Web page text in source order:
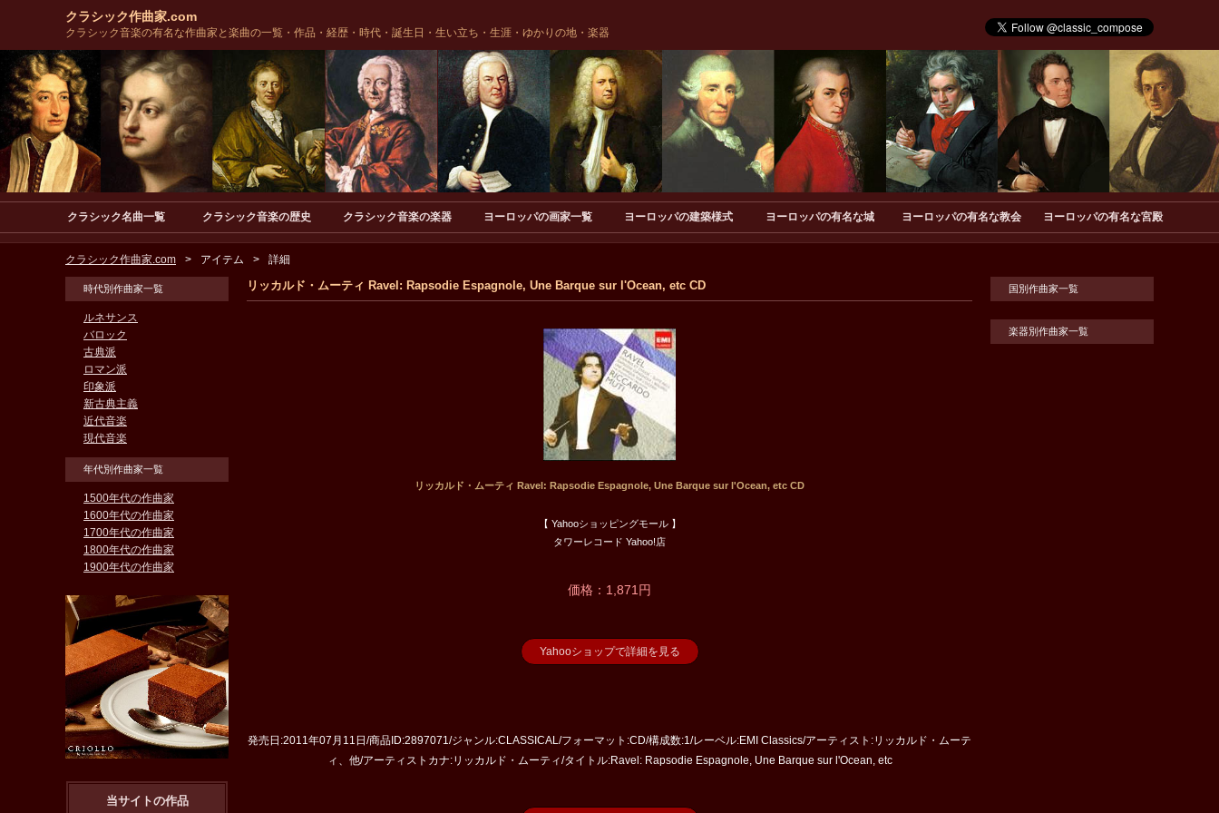
クラシック作曲家.com
クラシック音楽の有名な作曲家と楽曲の一覧・作品・経歴・時代・誕生日・生い立ち・生涯・ゆかりの地・楽器
クラシック名曲一覧 クラシック音楽の歴史 クラシック音楽の楽器 ヨーロッパの画家一覧 ヨーロッパの建築様式 ヨーロッパの有名な城 ヨーロッパの有名な教会 ヨーロッパの有名な宮殿
クラシック作曲家.com アイテム 詳細
リッカルド・ムーティ Ravel: Rapsodie Espagnole, Une Barque sur l'Ocean, etc CD
リッカルド・ムーティ Ravel: Rapsodie Espagnole, Une Barque sur l'Ocean, etc CD
【 Yahooショッピングモール 】
タワーレコード Yahoo!店
価格：1,871円
Yahooショップで詳細を見る
発売日:2011年07月11日/商品ID:2897071/ジャンル:CLASSICAL/フォーマット:CD/構成数:1/レーベル:EMI Classics/アーティスト:リッカルド・ムーテ
ィ、他/アーティストカナ:リッカルド・ムーティ/タイトル:Ravel: Rapsodie Espagnole, Une Barque sur l'Ocean, etc
時代別作曲家一覧
ルネサンス
バロック
古典派
ロマン派
印象派
新古典主義
近代音楽
現代音楽
年代別作曲家一覧
1500年代の作曲家
1600年代の作曲家
1700年代の作曲家
1800年代の作曲家
1900年代の作曲家
当サイトの作品
国別作曲家一覧
楽器別作曲家一覧